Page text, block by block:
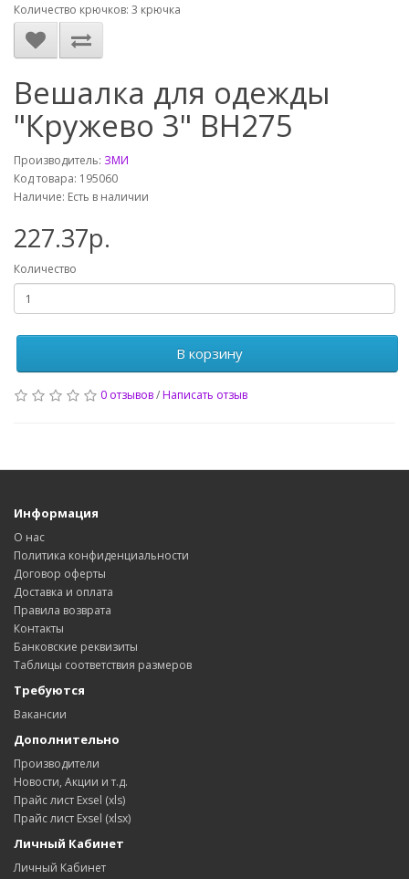
Количество крючков: 3 крючка
Вешалка для одежды
"Кружево 3" ВН275
Производитель: ЗМИ
Код товара: 195060
Наличие: Есть в наличии
227.37р.
Количество
В корзину
0 отзывов/Написать отзыв
Информация
О нас
Политика конфиденциальности
Договор оферты
Доставка и оплата
Правила возврата
Контакты
Банковские реквизиты
Таблицы соответствия размеров
Требуются
Вакансии
Дополнительно
Производители
Новости, Акции и т.д.
Прайс лист Exsel (xls)
Прайс лист Exsel (xlsx)
Личный Кабинет
Личный Кабинет